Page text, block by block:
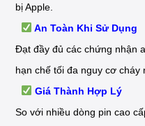
bị Apple.
An Toàn Khi Sử Dụng
Đạt đầy đủ các chứng nhận
hạn chế tối đa nguy cơ cháy
Giá Thành Hợp Lý
So với nhiều dòng pin cao